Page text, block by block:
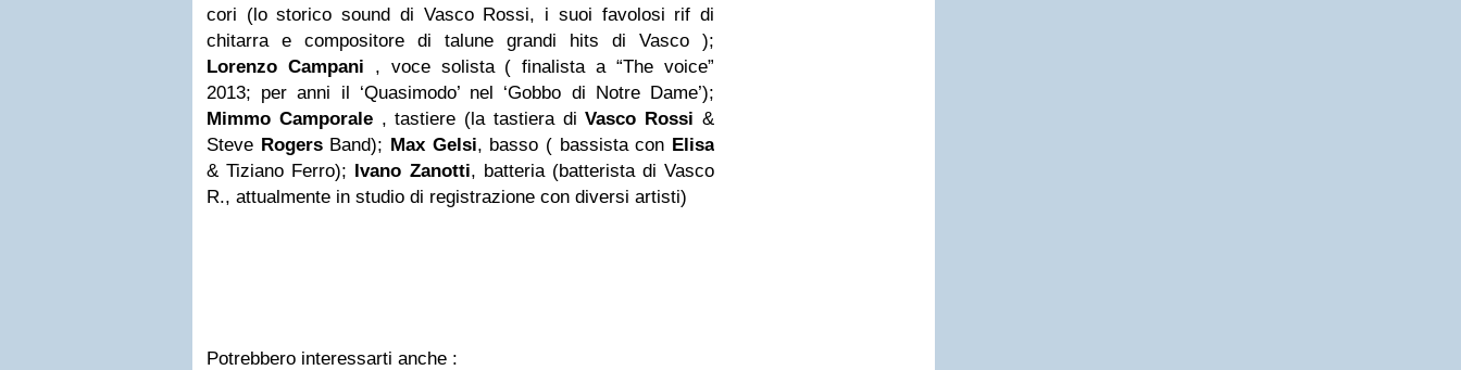
cori (lo storico sound di Vasco Rossi, i suoi favolosi rif di
chitarra e compositore di talune grandi hits di Vasco );
Lorenzo Campani , voce solista ( finalista a “The voice”
2013; per anni il ‘Quasimodo’ nel ‘Gobbo di Notre Dame’);
Mimmo Camporale, tastiere (la tastiera diVasco Rossi &
Steve RogersBand); Max Gelsi, basso ( bassista con Elisa
& Tiziano Ferro); Ivano Zanotti, batteria (batterista di Vasco
R., attualmente in studio di registrazione con diversi artisti)
Potrebbero interessarti anche :